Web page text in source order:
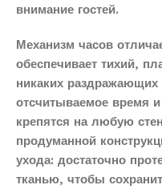
внимание гостей.
Механизм часов
обеспечивает тихий,
никаких
отсчитываемое время
крепятся на любую
продуманной
ухода: достаточно
тканью, чтобы